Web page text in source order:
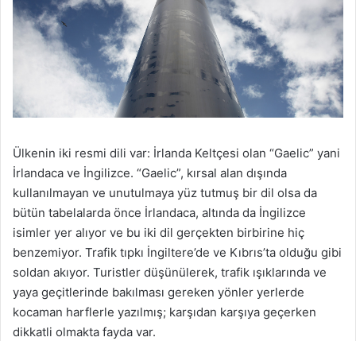
Ülkenin iki resmi dili var: İrlanda Keltçesi olan “Gaelic” yani
İrlandaca ve İngilizce. “Gaelic”, kırsal alan dışında
kullanılmayan ve unutulmaya yüz tutmuş bir dil olsa da
bütün tabelalarda önce İrlandaca, altında da İngilizce
isimler yer alıyor ve bu iki dil gerçekten birbirine hiç
benzemiyor. Trafik tıpkı İngiltere’de ve Kıbrıs’ta olduğu gibi
soldan akıyor. Turistler düşünülerek, trafik ışıklarında ve
yaya geçitlerinde bakılması gereken yönler yerlerde
kocaman harflerle yazılmış; karşıdan karşıya geçerken
dikkatli olmakta fayda var.